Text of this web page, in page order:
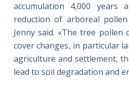
accumulation 4,000 years
reduction of arboreal
Jenny said. «The tree pollen
cover changes, in particular
agriculture and settlement,
lead to soil degradation and